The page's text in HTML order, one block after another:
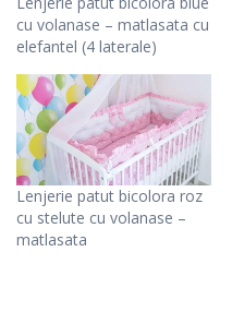
cu volanase – matlasata cu
elefantel (4 laterale)
Lenjerie patut bicolora roz
cu stelute cu volanase –
matlasata